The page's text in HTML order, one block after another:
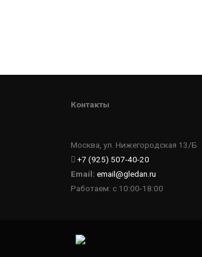
Контакты
Москва, ул. Нижегородская 13/Б
+7 (925) 507-40-20
Email: email@gledan.ru
Работаем: с 10:00-18:00